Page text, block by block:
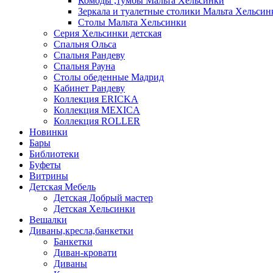
Зеркала и туалетные столики Мальта
Столы Мальта Хельсинки
Серия Хельсинки детская
Спальня Ольса
Спальня Рандеву
Спальня Рауна
Столы обеденные Мадрид
Кабинет Рандеву
Коллекция ERICKA
Коллекция MEXICA
Коллекция ROLLER
Новинки
Бары
Библиотеки
Буфеты
Витрины
Детская Мебель
Детская Добрый мастер
Детская Хельсинки
Вешалки
Диваны,кресла,банкетки
Банкетки
Диван-кровати
Диваны